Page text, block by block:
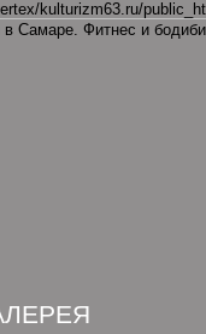
kulturizm63.ru/